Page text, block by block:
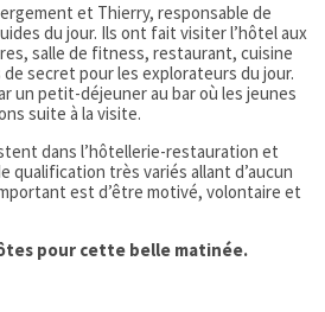
et Thierry, responsable de
du jour. Ils ont fait visiter l’hôtel aux
salle de fitness, restaurant, cuisine
de secret pour les explorateurs du jour.
un petit-déjeuner au bar où les jeunes
suite à la visite.
dans l’hôtellerie-restauration et
qualification très variés allant d’aucun
est d’être motivé, volontaire et
pour cette belle matinée.